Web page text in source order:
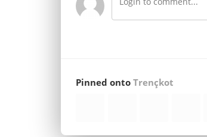
Pinned ontoTrençkot